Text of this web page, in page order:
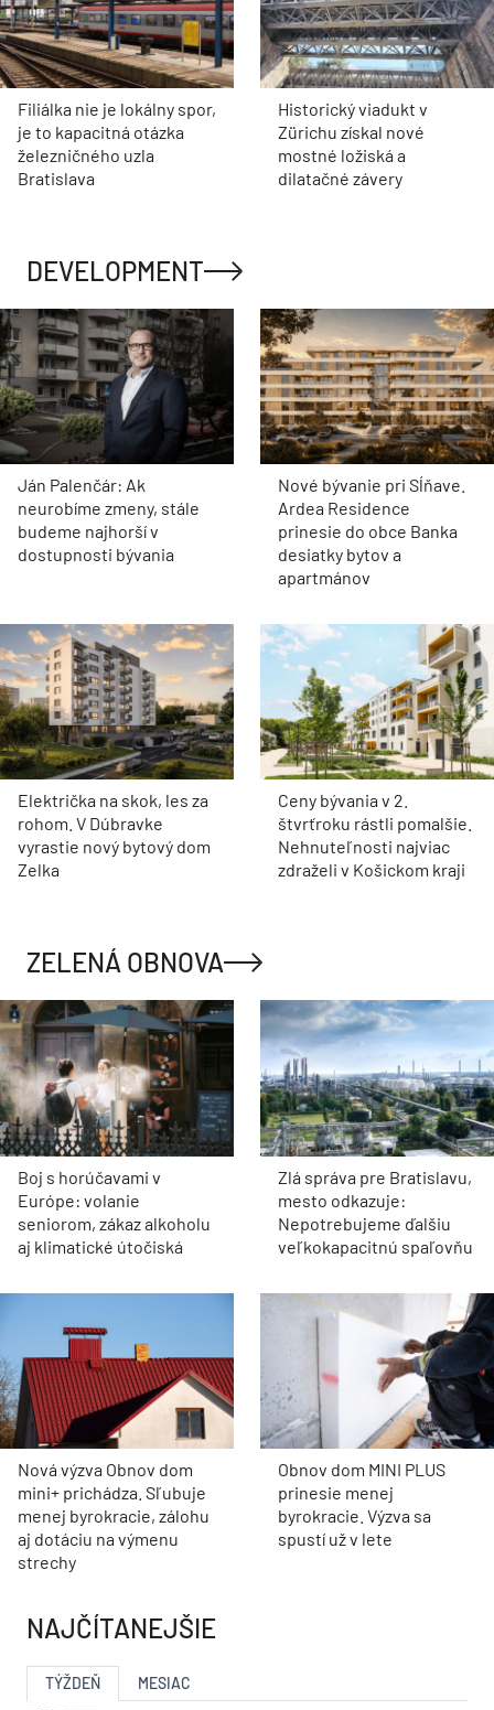
Filiálka nie je lokálny spor,
je to kapacitná otázka
železničného uzla
Bratislava
Historický viadukt v
Zürichu získal nové
mostné ložiská a
dilatačné závery
DEVELOPMENT
Ján Palenčár: Ak
neurobíme zmeny, stále
budeme najhorší v
dostupnosti bývania
Nové bývanie pri Sĺňave.
Ardea Residence
prinesie do obce Banka
desiatky bytov a
apartmánov
Električka na skok, les za
rohom. V Dúbravke
vyrastie nový bytový dom
Zelka
Ceny bývania v 2.
štvrťroku rástli pomalšie.
Nehnuteľnosti najviac
zdraželi v Košickom kraji
ZELENÁ OBNOVA
Boj s horúčavami v
Európe: volanie
seniorom, zákaz alkoholu
aj klimatické útočiská
Zlá správa pre Bratislavu,
mesto odkazuje:
Nepotrebujeme ďalšiu
veľkokapacitnú spaľovňu
Nová výzva Obnov dom
mini+ prichádza. Sľubuje
menej byrokracie, zálohu
aj dotáciu na výmenu
strechy
Obnov dom MINI PLUS
prinesie menej
byrokracie. Výzva sa
spustí už v lete
NAJČÍTANEJŠIE
TÝŽDEŇ MESIAC